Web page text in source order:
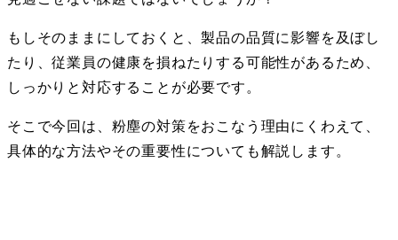
もしそのままにしておくと、製品の品質に影響を及ぼし
たり、従業員の健康を損ねたりする可能性があるため、
しっかりと対応することが必要です。
そこで今回は、粉塵の対策をおこなう理由にくわえて、
具体的な方法やその重要性についても解説します。